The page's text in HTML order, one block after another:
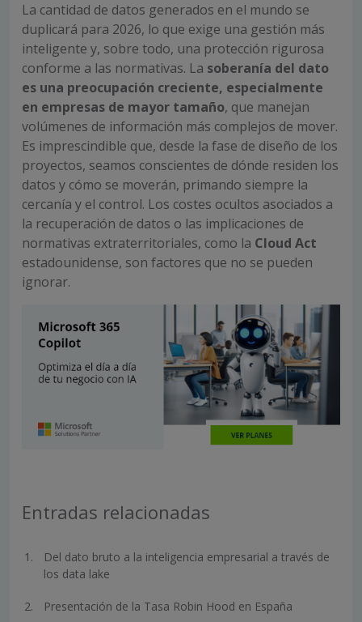
La cantidad de datos generados en el mundo se
duplicará para 2026, lo que exige una gestión más
inteligente y, sobre todo, una protección rigurosa
conforme a las normativas. La soberanía del dato
es una preocupación creciente, especialmente
en empresas de mayor tamaño, que manejan
volúmenes de información más complejos de mover.
Es imprescindible que, desde la fase de diseño de los
proyectos, seamos conscientes de dónde residen los
datos y cómo se moverán, primando siempre la
cercanía y el control. Los costes ocultos asociados a
la recuperación de datos o las implicaciones de
normativas extraterritoriales, como la Cloud Act
estadounidense, son factores que no se pueden
ignorar.
Entradas relacionadas
Del dato bruto a la inteligencia empresarial a través de
los data lake
Presentación de la Tasa Robin Hood en España